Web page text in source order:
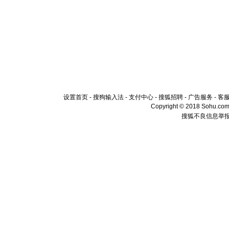
设置首页 - 搜狗输入法 - 支付中心 - 搜狐招聘 - 广告服务 - 客
Copyright © 2018
搜狐不良信息举